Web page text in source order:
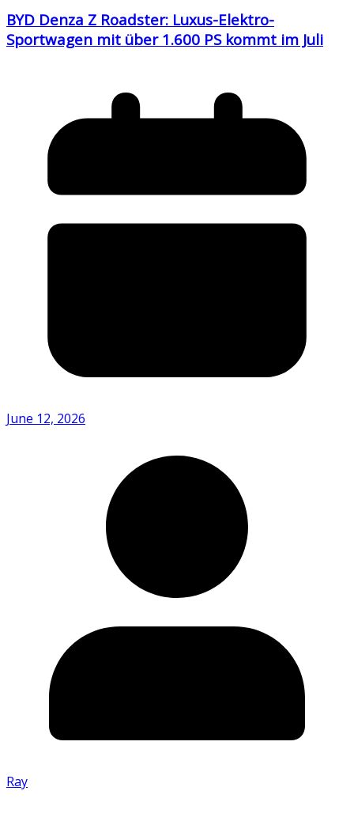
BYD Denza Z Roadster: Luxus-Elektro-
Sportwagen mit über 1.600 PS kommt im Juli
June 12, 2026
Ray